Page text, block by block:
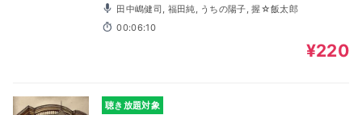
田中嶋健司, 福田純, うちの陽子, 握☆飯太郎
00:06:10
¥220
聴き放題対象